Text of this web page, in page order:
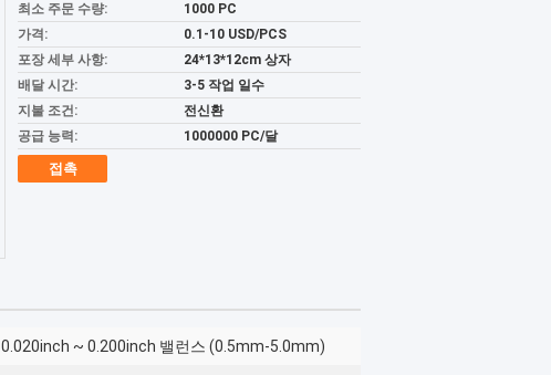
최소 주문 수량:
1000 PC
가격:
0.1-10 USD/PCS
포장 세부 사항:
24*13*12cm 상자
배달 시간:
3-5 작업 일수
지불 조건:
전신환
공급 능력:
1000000 PC/달
접촉
0.020inch ~ 0.200inch 밸런스 (0.5mm-5.0mm)